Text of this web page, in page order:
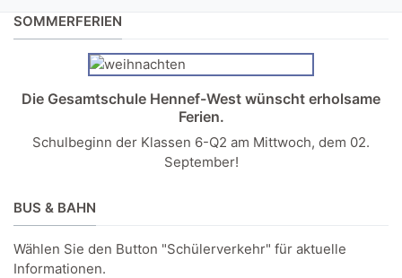
SOMMERFERIEN
Die Gesamtschule Hennef-West wünscht erholsame
Ferien.
Schulbeginn der Klassen 6-Q2 am Mittwoch, dem 02.
September!
BUS & BAHN
Wählen Sie den Button "Schülerverkehr" für aktuelle
Informationen.